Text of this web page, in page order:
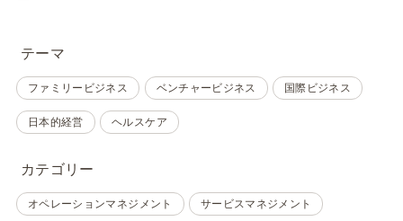
テーマ
ファミリービジネス ベンチャービジネス 国際ビジネス
日本的経営 ヘルスケア
カテゴリー
オペレーションマネジメント サービスマネジメント